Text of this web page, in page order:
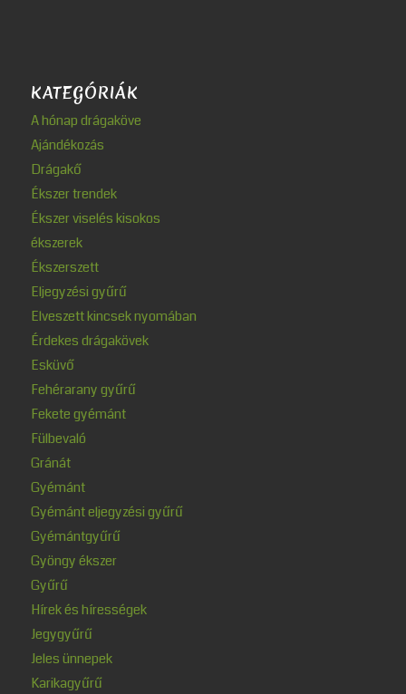
KATEGÓRIÁK
A hónap drágaköve
Ajándékozás
Drágakő
Ékszer trendek
Ékszer viselés kisokos
ékszerek
Ékszerszett
Eljegyzési gyűrű
Elveszett kincsek nyomában
Érdekes drágakövek
Esküvő
Fehérarany gyűrű
Fekete gyémánt
Fülbevaló
Gránát
Gyémánt
Gyémánt eljegyzési gyűrű
Gyémántgyűrű
Gyöngy ékszer
Gyűrű
Hírek és hírességek
Jegygyűrű
Jeles ünnepek
Karikagyűrű